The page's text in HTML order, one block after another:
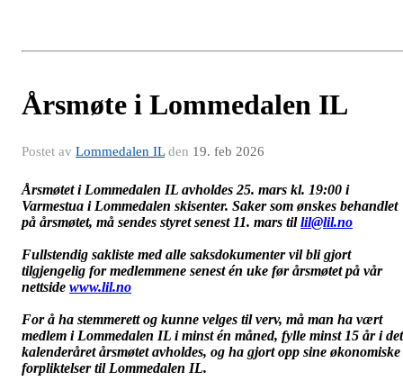
Årsmøte i Lommedalen IL
Postet av Lommedalen ILden 19. feb 2026
Årsmøtet i Lommedalen IL avholdes 25. mars kl. 19:00 i
Varmestua i Lommedalen skisenter. Saker som ønskes behandlet
på årsmøtet, må sendes styret senest 11. mars tillil@lil.no
Fullstendig sakliste med alle saksdokumenter vil bli gjort
tilgjengelig for medlemmene senest én uke før årsmøtet på vår
nettside www.lil.no
For å ha stemmerett og kunne velges til verv, må man ha vært
medlem i Lommedalen IL i minst én måned, fylle minst 15 år i det
kalenderåret årsmøtet avholdes, og ha gjort opp sine økonomiske
forpliktelser til Lommedalen IL.